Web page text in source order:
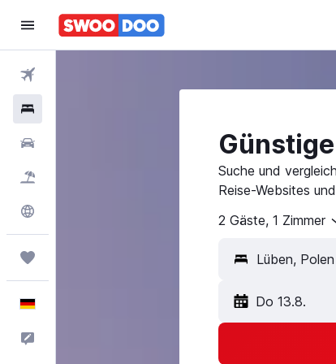
Suche und
Reise-Websites
2 Gäste, 1 Zimmer
Do 13.8.